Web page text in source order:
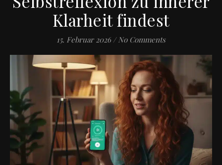
Klarheit findest
15. Februar 2026 / No Comments